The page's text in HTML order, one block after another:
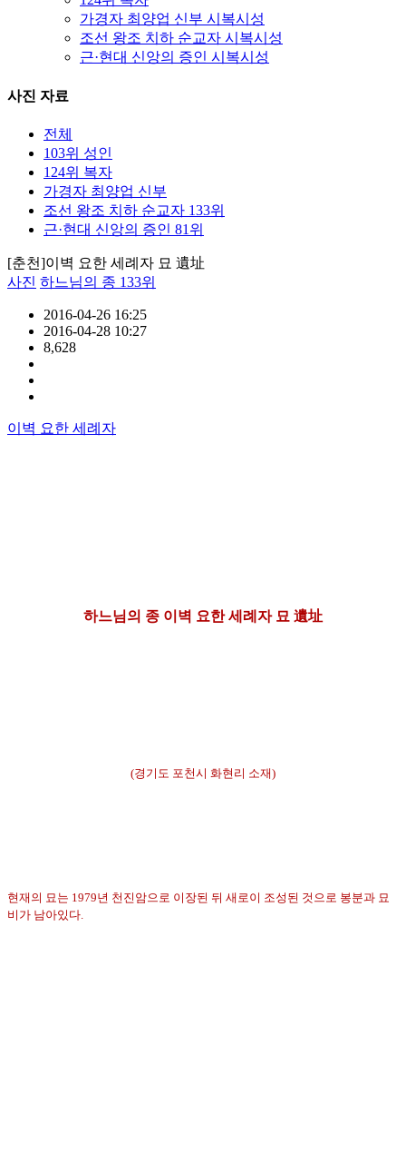
가경자 최양업 신부 시복시성
조선 왕조 치하 순교자 시복시성
근·현대 신앙의 증인 시복시성
사진 자료
전체
103위 성인
124위 복자
가경자 최양업 신부
조선 왕조 치하 순교자 133위
근·현대 신앙의 증인 81위
[춘천]이벽 요한 세례자 묘 遺址
사진 하느님의 종 133위
2016-04-26 16:25
2016-04-28 10:27
8,628
이벽 요한 세례자
하느님의 종 이벽 요한 세례자 묘 遺址
(경기도 포천시 화현리 소재)
현재의 묘는 1979년 천진암으로 이장된 뒤 새로이 조성된 것으로 봉분과 묘
비가 남아있다.